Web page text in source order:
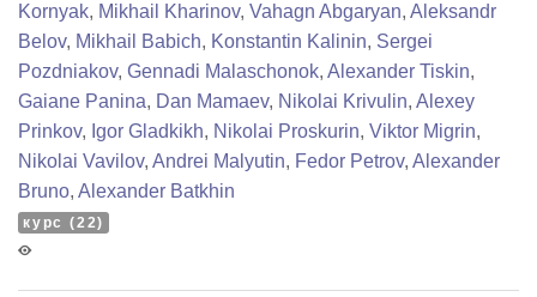
Kornyak, Mikhail Kharinov, Vahagn Abgaryan, Aleksandr
Belov, Mikhail Babich, Konstantin Kalinin, Sergei
Pozdniakov, Gennadi Malaschonok, Alexander Tiskin,
Gaiane Panina, Dan Mamaev, Nikolai Krivulin, Alexey
Prinkov, Igor Gladkikh, Nikolai Proskurin, Viktor Migrin,
Nikolai Vavilov, Andrei Malyutin, Fedor Petrov, Alexander
Bruno, Alexander Batkhin
курс (22)